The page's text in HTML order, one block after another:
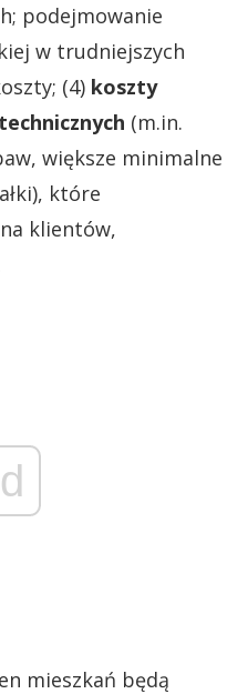
podejmowanie
w trudniejszych
(4) koszty
(m.in.
większe minimalne
które
klientów,
mieszkań będą